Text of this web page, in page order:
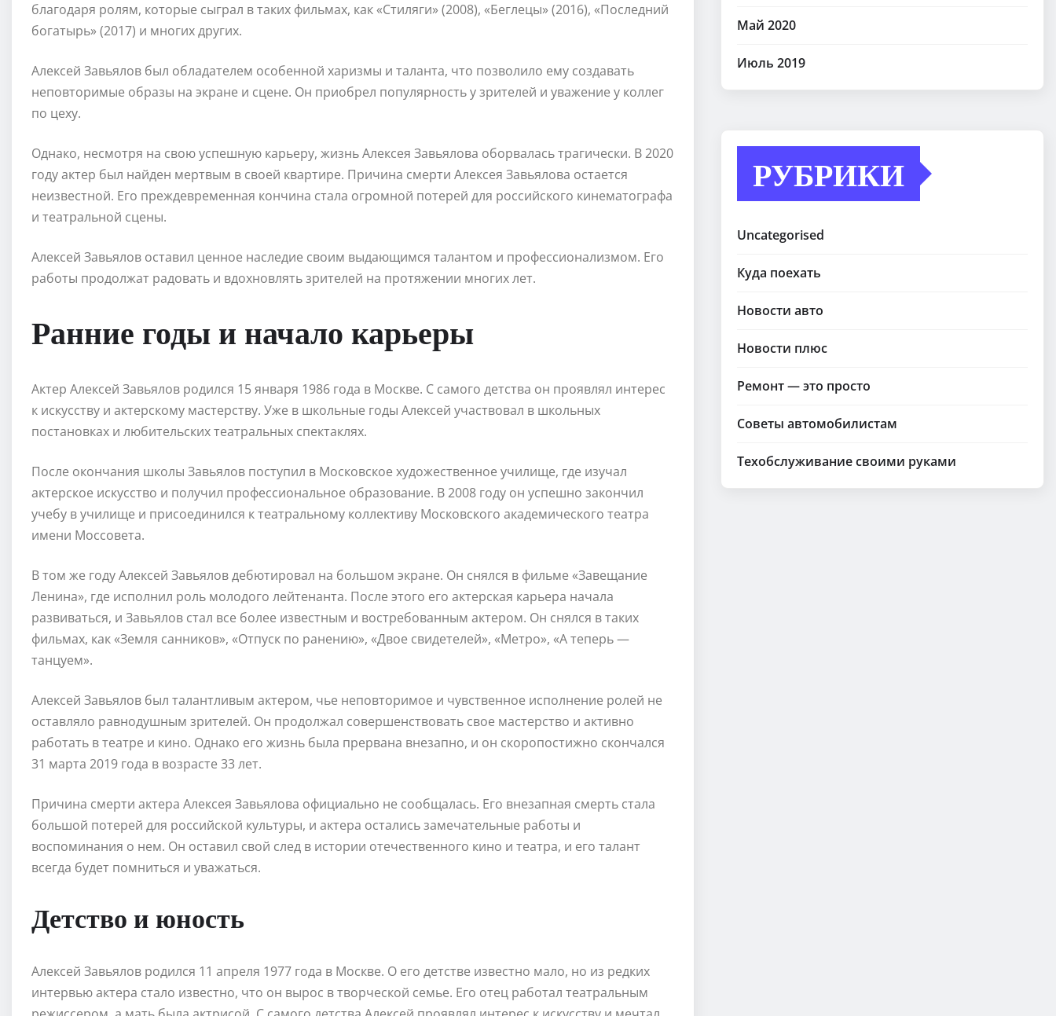
благодаря ролям, которые сыграл в таких фильмах, как «Стиляги» (2008), «Беглецы» (2016), «Последний
богатырь» (2017) и многих других.
Алексей Завьялов был обладателем особенной харизмы и таланта, что позволило ему создавать
неповторимые образы на экране и сцене. Он приобрел популярность у зрителей и уважение у коллег
по цеху.
Однако, несмотря на свою успешную карьеру, жизнь Алексея Завьялова оборвалась трагически. В 2020
году актер был найден мертвым в своей квартире. Причина смерти Алексея Завьялова остается
неизвестной. Его преждевременная кончина стала огромной потерей для российского кинематографа
и театральной сцены.
Алексей Завьялов оставил ценное наследие своим выдающимся талантом и профессионализмом. Его
работы продолжат радовать и вдохновлять зрителей на протяжении многих лет.
Ранние годы и начало карьеры
Актер Алексей Завьялов родился 15 января 1986 года в Москве. С самого детства он проявлял интерес
к искусству и актерскому мастерству. Уже в школьные годы Алексей участвовал в школьных
постановках и любительских театральных спектаклях.
После окончания школы Завьялов поступил в Московское художественное училище, где изучал
актерское искусство и получил профессиональное образование. В 2008 году он успешно закончил
учебу в училище и присоединился к театральному коллективу Московского академического театра
имени Моссовета.
В том же году Алексей Завьялов дебютировал на большом экране. Он снялся в фильме «Завещание
Ленина», где исполнил роль молодого лейтенанта. После этого его актерская карьера начала
развиваться, и Завьялов стал все более известным и востребованным актером. Он снялся в таких
фильмах, как «Земля санников», «Отпуск по ранению», «Двое свидетелей», «Метро», «А теперь —
танцуем».
Алексей Завьялов был талантливым актером, чье неповторимое и чувственное исполнение ролей не
оставляло равнодушным зрителей. Он продолжал совершенствовать свое мастерство и активно
работать в театре и кино. Однако его жизнь была прервана внезапно, и он скоропостижно скончался
31 марта 2019 года в возрасте 33 лет.
Причина смерти актера Алексея Завьялова официально не сообщалась. Его внезапная смерть стала
большой потерей для российской культуры, и актера остались замечательные работы и
воспоминания о нем. Он оставил свой след в истории отечественного кино и театра, и его талант
всегда будет помниться и уважаться.
Детство и юность
Алексей Завьялов родился 11 апреля 1977 года в Москве. О его детстве известно мало, но из редких
интервью актера стало известно, что он вырос в творческой семье. Его отец работал театральным
Май 2020
Июль 2019
РУБРИКИ
Uncategorised
Куда поехать
Новости авто
Новости плюс
Ремонт — это просто
Советы автомобилистам
Техобслуживание своими руками